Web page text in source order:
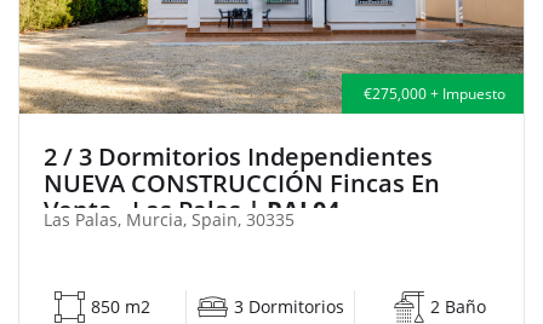
€275,000 + Impuesto
2 / 3 Dormitorios Independientes
NUEVA CONSTRUCCIÓN Fincas En
Venta - Las Palas | PAL04
Las Palas, Murcia, Spain, 30335
850 m2 3 Dormitorios 2 Baño